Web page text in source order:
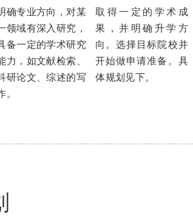
确专业方向，对某
领域有深入研究，
备一定的学术研究
力，如文献检索、
研论文、综述的写
。
取得一定的学术成
果，并明确升学方
向。选择目标院校并
开始做申请准备。具
体规划见下。